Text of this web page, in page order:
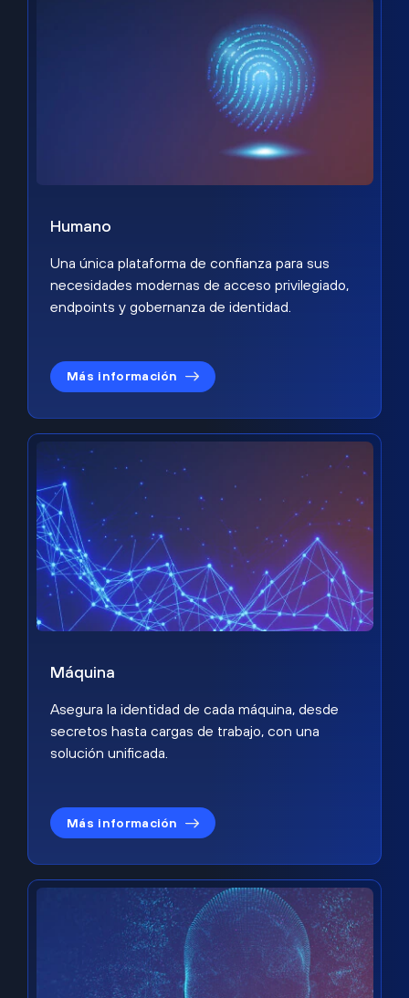
Humano
Una única plataforma de confianza para sus
necesidades modernas de acceso privilegiado,
endpoints y gobernanza de identidad.
Más información
Máquina
Asegura la identidad de cada máquina, desde
secretos hasta cargas de trabajo, con una
solución unificada.
Más información